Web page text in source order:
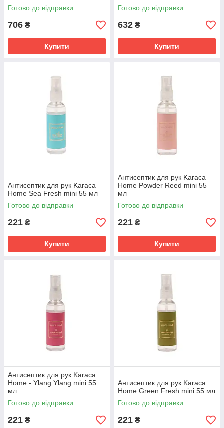
Готово до відправки
706 ₴
Купити
Готово до відправки
632 ₴
Купити
Антисептик для рук Karaca
Home Sea Fresh mini 55 мл
Готово до відправки
221 ₴
Купити
Антисептик для рук Karaca
Home Powder Reed mini 55
мл
Готово до відправки
221 ₴
Купити
Антисептик для рук Karaca
Home - Ylang Ylang mini 55
мл
Готово до відправки
221 ₴
Антисептик для рук Karaca
Home Green Fresh mini 55 мл
Готово до відправки
221 ₴